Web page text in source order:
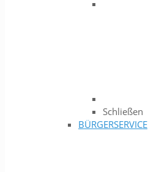
Schließen
BÜRGERSERVICE